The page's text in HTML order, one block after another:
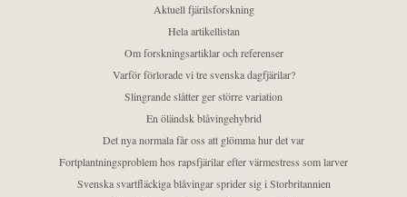
Aktuell fjärilsforskning
Hela artikellistan
Om forskningsartiklar och referenser
Varför förlorade vi tre svenska dagfjärilar?
Slingrande slåtter ger större variation
En öländsk blåvingehybrid
Det nya normala får oss att glömma hur det var
Fortplantningsproblem hos rapsfjärilar efter värmestress som larver
Svenska svartfläckiga blåvingar sprider sig i Storbritannien